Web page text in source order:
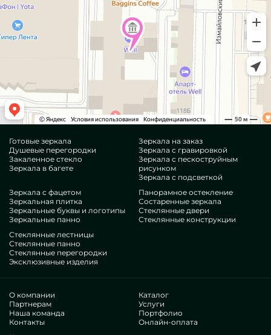
Готовые зеркала
Душевые перегородки
Закаленное стекло
Зеркала в багете
Зеркала на заказ
Зеркала с гравировкой
Зеркала с пескоструйным
рисунком
Зеркала с подсветкой
Зеркала с фацетом
Зеркальная плитка
Зеркальные буквы и логотипы
Зеркальные панно
Панорамное остекление
Состаренные зеркала
Стеклянные двери
Стеклянные конструкции
Стеклянные лестницы
Стеклянные панно
Стеклянные перегородки
Эксклюзивные изделия
О компании
Партнерам
Наша команда
Контакты
Каталог
Услуги
Портфолио
Онлайн-оплата